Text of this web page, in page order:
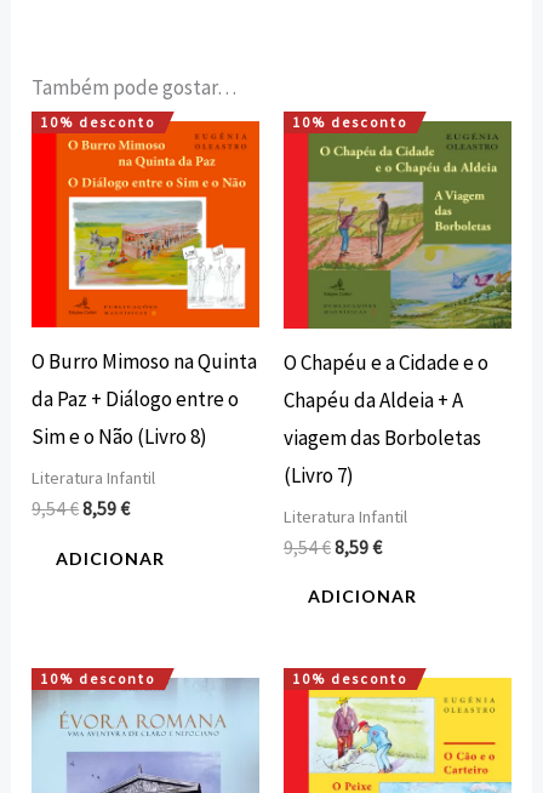
Também pode gostar…
10% desconto
O Burro Mimoso na Quinta
da Paz + Diálogo entre o
Sim e o Não (Livro 8)
Literatura Infantil
9,54€
O
preço
original
era:
9,54 €.
8,59€
O
preço
atual
é:
8,59 €.
ADICIONAR
10% desconto
O Chapéu e a Cidade e o
Chapéu da Aldeia + A
viagem das Borboletas
(Livro 7)
Literatura Infantil
9,54€
O
preço
original
era:
9,54 €.
8,59€
O
preço
atual
é:
8,59 €.
ADICIONAR
10% desconto
O
preço
original
era:
10,00 €.
O
preço
atual
é:
9,00 €.
10% desconto
O
preço
original
era:
9,54 €.
O
preço
atual
é:
8,59 €.